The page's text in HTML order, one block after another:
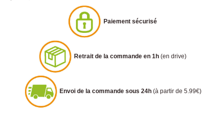
Paiement sécurisé
Retrait de la commande en 1h (en drive)
Envoi de la commande sous 24h (à partir de 5.99€)